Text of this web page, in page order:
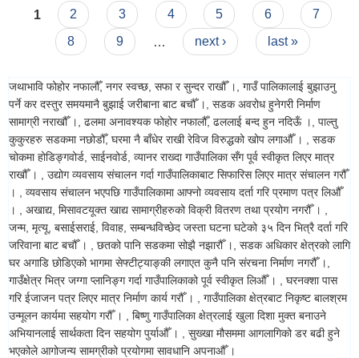
Pages
1 2 3 4 5 6
7
8
9 next › last »
जथाभावि फोहोर नफालौँ, नगर स्वच्छ, सफा र सुन्दर राखौँ ।, गाउँ पालिकालाई बुझाउनु
पर्ने कर दस्तुर समयमानै बुझाई जरीबाना बाट बचौँ ।, सडक अवरोध हुनेगरी निर्माण
सामाग्री नराखौँ ।, ढलमा अनावश्यक फोहोर नफालौँ, ढललाई बन्द हुन नदिऊँ ।, पाल्तु
कुकुरहरु सडकमा नछोडौँ, घरमा नै बाँधेर राखी रेविज विरुद्धको खोप लगाऔँ । , सडक
चोकमा होडिङ्गवोर्ड, साईनवोर्ड, व्यानर राख्दा गाउँपालिका सँग पूर्व स्वीकृत लिएर मात्र
राखौँ । , उद्योग व्यवसाय संचालन गर्दा गाउँपालिकाबाट सिफारिस लिएर मात्र संचालन गरौँ
। , व्यवसाय संचालन भएपछि गाउँपालिकामा आफ्नो व्यवसाय दर्ता गरि प्रमाण पत्र लिऔँ
। , अखाद्य, मिसावटयूक्त खाद्य सामाग्रीहरुको विक्री वितरण तथा प्रयोग नगरौँ । ,
जन्म, मृत्यू, बसाईसराई, विवाह, सम्बन्धविच्छेद जस्ता घटना घटेको ३५ दिन भित्रै दर्ता गरि
जरिवाना बाट बचौँ । , छतको पानि सडकमा सोझै नझारौँ ।, सडक अधिकार क्षेत्रको लागि
घर अगाडि छोडिएको भागमा सेफ्टीट्याङ्की लगाएत कुनै पनि संरचना निर्माण नगरौँ ।,
गाउँक्षेत्र भित्र जग्गा प्लानिङ्ग गर्दा गाउँपालिकाको पूर्व स्वीकृत लिऔँ । , घरनक्शा पास
गरि ईजाजन पत्र लिएर मात्र निर्माण कार्य गरौँ । , गाउँपालिका क्षेत्रबाट निकृष्ट बालश्रम
उन्मूलन कार्यमा सहयोग गरौँ । , बिष्णु गाउँपालिका क्षेत्रलाई खुला दिशा मुक्त बनाउने
अभियानलाई सार्थकता दिन सहयोग पुर्याऔँ । , सुख्खा मौसममा आगलागिको डर बढी हुने
भएकोले आगोजन्य सामग्रीको प्रयोगमा सावधानि अपनाऔँ ।